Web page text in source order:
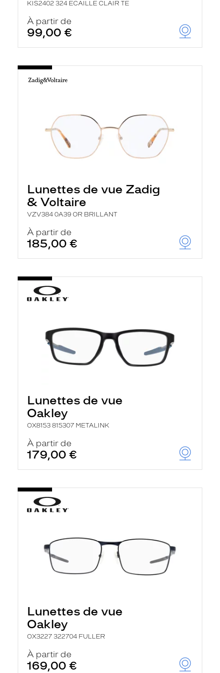
KIS2402 324 ECAILLE CLAIR TE
À partir de
99,00 €
Lunettes de vue Zadig
& Voltaire
VZV384 0A39 OR BRILLANT
À partir de
185,00 €
Lunettes de vue
Oakley
OX8153 815307 METALINK
À partir de
179,00 €
Lunettes de vue
Oakley
OX3227 322704 FULLER
À partir de
169,00 €